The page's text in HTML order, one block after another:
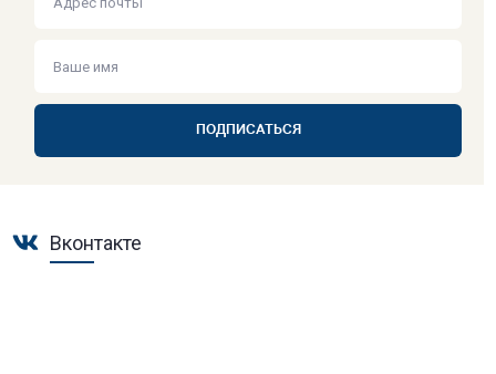
ПОДПИСАТЬСЯ
Вконтакте